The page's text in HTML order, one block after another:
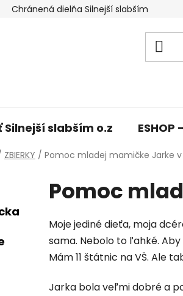
Chránená dielňa Silnejší slabším
Silnejší slabším o.z
ZBIERKY / Pomoc mladej mamičke Jarke
Pomoc
Moje jediné dieťa, moja
sama. Nebolo to ľahké.
Mám 11 štátnic na VŠ. Ale
Jarka bola veľmi dobré a